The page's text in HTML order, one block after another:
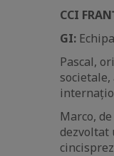
CCI
GI:
Pascal,
Marco,
dezvoltat